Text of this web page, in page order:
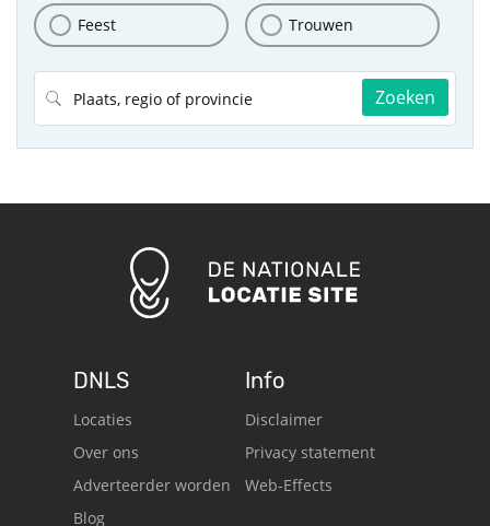
Feest Trouwen
Zoeken
DNLS
Locaties
Over ons
Adverteerder worden
Blog
Info
Disclaimer
Privacy statement
Web-Effects